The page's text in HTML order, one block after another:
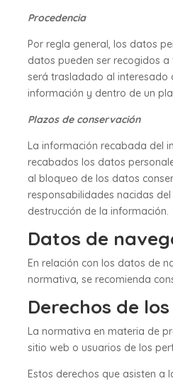
Procedencia
Por regla general, los datos
datos pueden ser recogidos
será trasladado al interesado
información y dentro de un
Plazos de conservación
La información recabada del
recabados los datos
al bloqueo de los datos
responsabilidades nacidas
destrucción de la información.
Datos de
En relación con los datos de
normativa, se recomienda
Derechos de
La normativa en materia de
sitio web o usuarios de los
Estos derechos que asisten a